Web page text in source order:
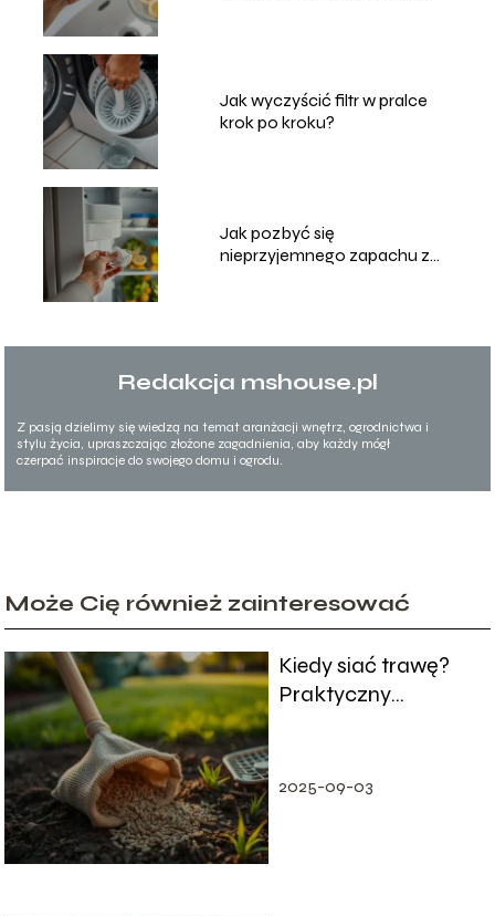
Jak wyczyścić filtr w pralce
krok po kroku?
Jak pozbyć się
nieprzyjemnego zapachu z
Redakcja mshouse.pl
Z pasją dzielimy się wiedzą na temat aranżacji wnętrz, ogrodnictwa i
stylu życia, upraszczając złożone zagadnienia, aby każdy mógł
czerpać inspiracje do swojego domu i ogrodu.
Może Cię również zainteresować
Kiedy siać trawę?
Praktyczny
2025-09-03